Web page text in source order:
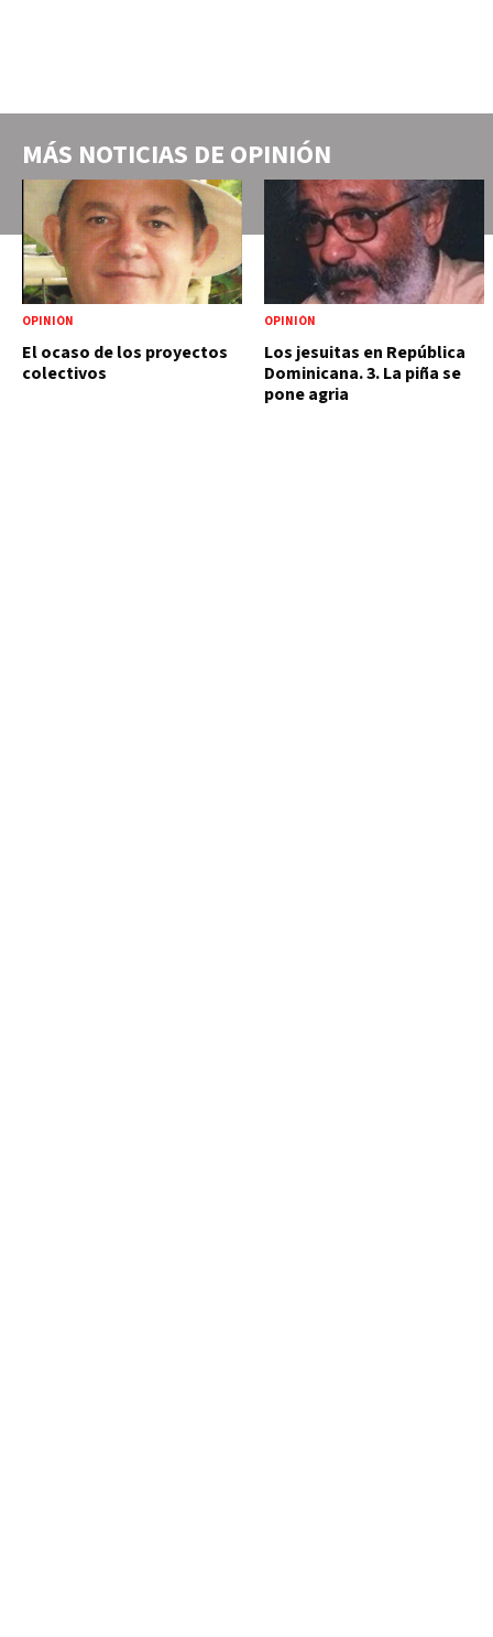
MÁS NOTICIAS DE OPINIÓN
OPINIÓN
El ocaso de los proyectos
colectivos
OPINIÓN
Los jesuitas en República
Dominicana. 3. La piña se
pone agria